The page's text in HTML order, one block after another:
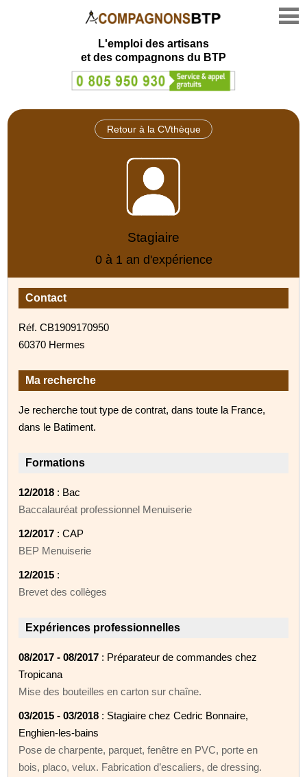
L'emploi des artisans
et des compagnons du BTP
Retour à la CVthèque
Stagiaire
0 à 1 an d'expérience
Contact
Réf. CB1909170950
60370 Hermes
Ma recherche
Je recherche tout type de contrat, dans toute la France,
dans le Batiment.
Formations
12/2018 : Bac
Baccalauréat professionnel Menuiserie
12/2017 : CAP
BEP Menuiserie
12/2015 :
Brevet des collèges
Expériences professionnelles
08/2017 - 08/2017 : Préparateur de commandes chez
Tropicana
Mise des bouteilles en carton sur chaîne.
03/2015 - 03/2018 : Stagiaire chez Cedric Bonnaire,
Enghien-les-bains
Pose de charpente, parquet, fenêtre en PVC, porte en
bois, placo, velux. Fabrication d’escaliers, de dressing.